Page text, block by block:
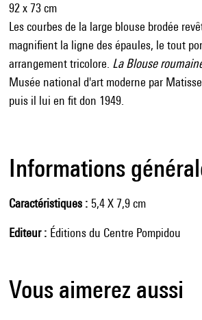
92 x 73 cm
Les courbes de la large blouse brodée
magnifient la ligne des épaules, le tout
arrangement tricolore. La Blouse
Musée national d'art moderne par
puis il lui en fit don 1949.
Informations
Caractéristiques 5,4 X 7,9 cm
Editeur Éditions du Centre Pompidou
Vous aimerez aussi